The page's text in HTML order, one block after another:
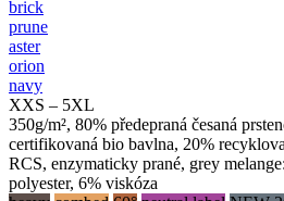
brick
prune
aster
orion
navy
XXS – 5XL
350g/m², 80% předepraná česaná
certifikovaná bio bavlna, 20%
RCS, enzymaticky prané, grey
polyester, 6% viskóza